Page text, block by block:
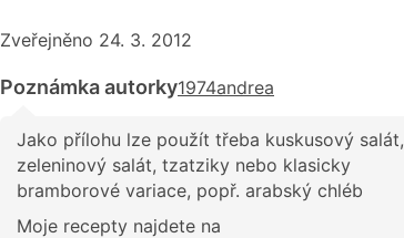
Zveřejněno 24. 3. 2012
Poznámka autorky1974andrea
Jako přílohu lze použít třeba kuskusový salát,
zeleninový salát, tzatziky nebo klasicky
bramborové variace, popř. arabský chléb
Moje recepty najdete na